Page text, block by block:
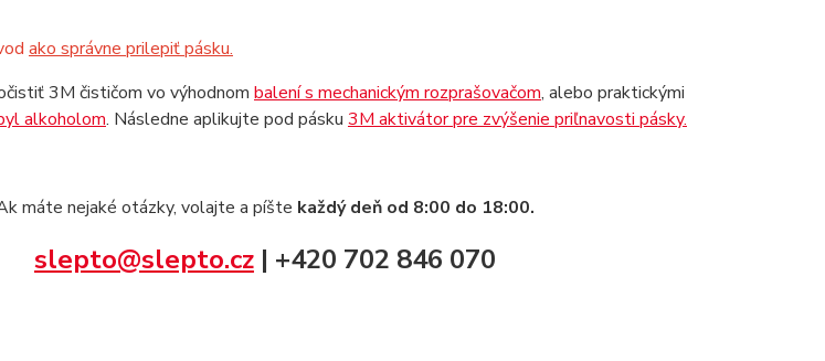
ako správne prilepiť pásku.
3M čističom vo výhodnom balení s mechanickým rozprašovačom, alebo praktickými
alkoholom. Následne aplikujte pod pásku 3M aktivátor pre zvýšenie priľnavosti pásky.
máte nejaké otázky, volajte a píšte každý deň od 8:00 do 18:00.
slepto@slepto.cz| +420 702 846 070